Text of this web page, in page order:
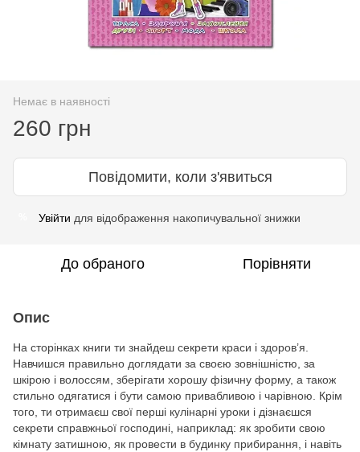
Немає в наявності
260 грн
Повідомити, коли з'явиться
Увійти для відображення накопичувальної знижки
До обраного Порівняти
Опис
На сторінках книги ти знайдеш секрети краси і здоров’я.
Навчишся правильно доглядати за своєю зовнішністю, за
шкірою і волоссям, зберігати хорошу фізичну форму, а також
стильно одягатися і бути самою привабливою і чарівною. Крім
того, ти отримаєш свої перші кулінарні уроки і дізнаєшся
секрети справжньої господині, наприклад: як зробити свою
кімнату затишною, як провести в будинку прибирання, і навіть